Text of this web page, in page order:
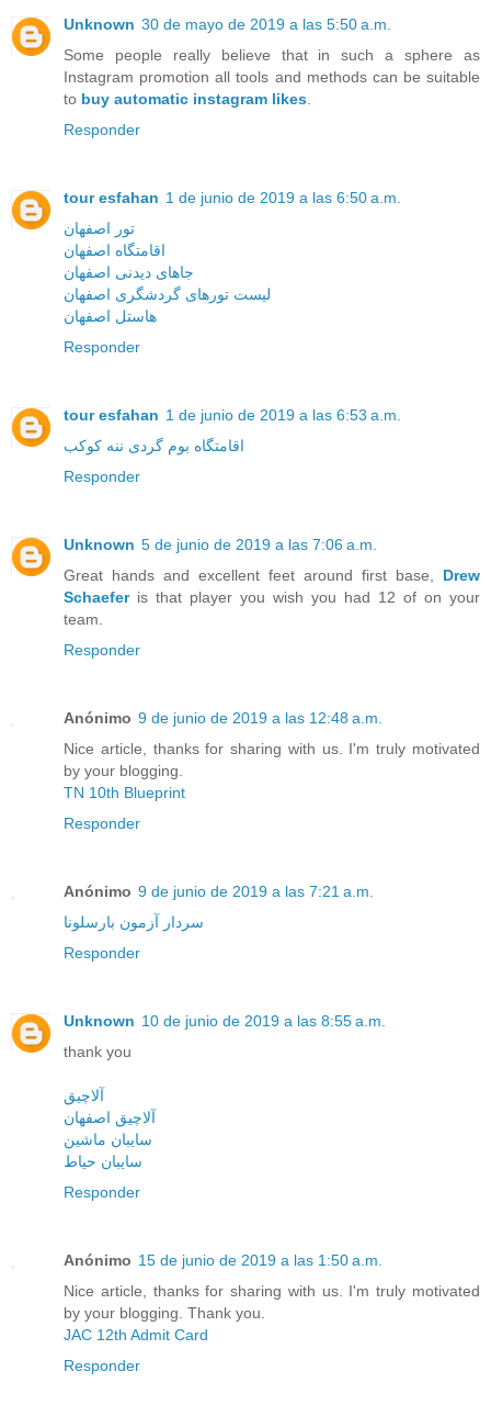
Unknown 30 de mayo de 2019 a las 5:50 a.m.
Some people really believe that in such a sphere as
Instagram promotion all tools and methods can be suitable
to buy automatic instagram likes
Responder
tour esfahan 1 de junio de 2019 a las 6:50 a.m.
تور اصفهان
اقامتگاه اصفهان
جاهای دیدنی اصفهان
لیست تورهای گردشگری اصفهان
هاستل اصفهان
Responder
tour esfahan 1 de junio de 2019 a las 6:53 a.m.
اقامتگاه بوم گردی ننه کوکب
Responder
Unknown 5 de junio de 2019 a las 7:06 a.m.
Great hands and excellent feet around first base, Drew
Schaefer is that player you wish you had 12 of on your
team.
Responder
Anónimo 9 de junio de 2019 a las 12:48 a.m.
Nice article, thanks for sharing with us. I'm truly motivated
by your blogging.
TN 10th Blueprint
Responder
Anónimo 9 de junio de 2019 a las 7:21 a.m.
سردار آزمون بارسلونا
Responder
Unknown 10 de junio de 2019 a las 8:55 a.m.
thank you
آلاچیق
آلاچیق اصفهان
سایبان ماشین
سایبان حیاط
Responder
Anónimo 15 de junio de 2019 a las 1:50 a.m.
Nice article, thanks for sharing with us. I'm truly motivated
by your blogging. Thank you.
JAC 12th Admit Card
Responder